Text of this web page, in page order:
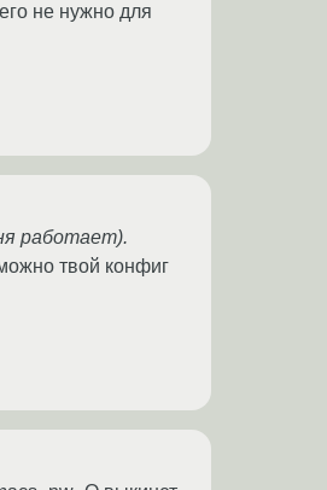
не нужно для
работает).
твой конфиг